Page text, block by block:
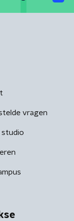
vragen
studio